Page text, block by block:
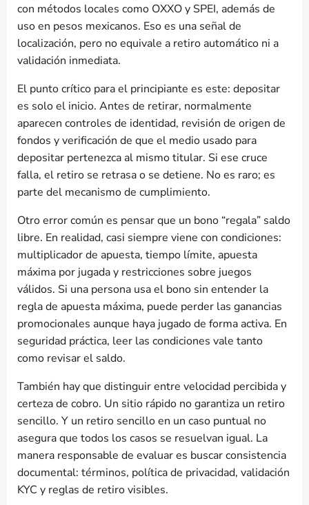
con métodos locales como OXXO y SPEI, además de
uso en pesos mexicanos. Eso es una señal de
localización, pero no equivale a retiro automático ni a
validación inmediata.
El punto crítico para el principiante es este: depositar
es solo el inicio. Antes de retirar, normalmente
aparecen controles de identidad, revisión de origen de
fondos y verificación de que el medio usado para
depositar pertenezca al mismo titular. Si ese cruce
falla, el retiro se retrasa o se detiene. No es raro; es
parte del mecanismo de cumplimiento.
Otro error común es pensar que un bono “regala” saldo
libre. En realidad, casi siempre viene con condiciones:
multiplicador de apuesta, tiempo límite, apuesta
máxima por jugada y restricciones sobre juegos
válidos. Si una persona usa el bono sin entender la
regla de apuesta máxima, puede perder las ganancias
promocionales aunque haya jugado de forma activa. En
seguridad práctica, leer las condiciones vale tanto
como revisar el saldo.
También hay que distinguir entre velocidad percibida y
certeza de cobro. Un sitio rápido no garantiza un retiro
sencillo. Y un retiro sencillo en un caso puntual no
asegura que todos los casos se resuelvan igual. La
manera responsable de evaluar es buscar consistencia
documental: términos, política de privacidad, validación
KYC y reglas de retiro visibles.